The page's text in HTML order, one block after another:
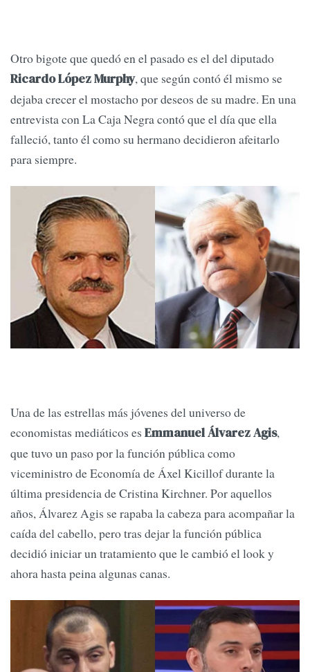
Otro bigote que quedó en el pasado es el del diputado
Ricardo López Murphy, que según contó él mismo se
dejaba crecer el mostacho por deseos de su madre. En una
entrevista con La Caja Negra contó que el día que ella
falleció, tanto él como su hermano decidieron afeitarlo
para siempre.
Una de las estrellas más jóvenes del universo de
economistas mediáticos es Emmanuel Álvarez Agis,
que tuvo un paso por la función pública como
viceministro de Economía de Áxel Kicillof durante la
última presidencia de Cristina Kirchner. Por aquellos
años, Álvarez Agis se rapaba la cabeza para acompañar la
caída del cabello, pero tras dejar la función pública
decidió iniciar un tratamiento que le cambió el look y
ahora hasta peina algunas canas.